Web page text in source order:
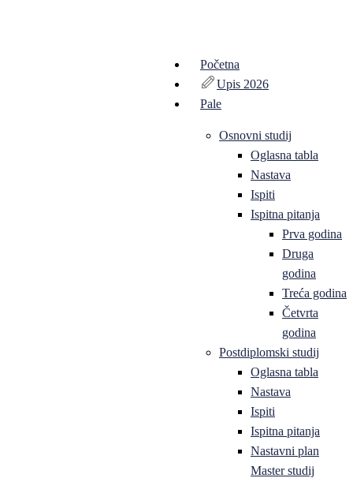
Početna
Upis 2026
Pale
Osnovni studij
Oglasna tabla
Nastava
Ispiti
Ispitna pitanja
Prva godina
Druga
godina
Treća godina
Četvrta
godina
Postdiplomski studij
Oglasna tabla
Nastava
Ispiti
Ispitna pitanja
Nastavni plan
Master studij